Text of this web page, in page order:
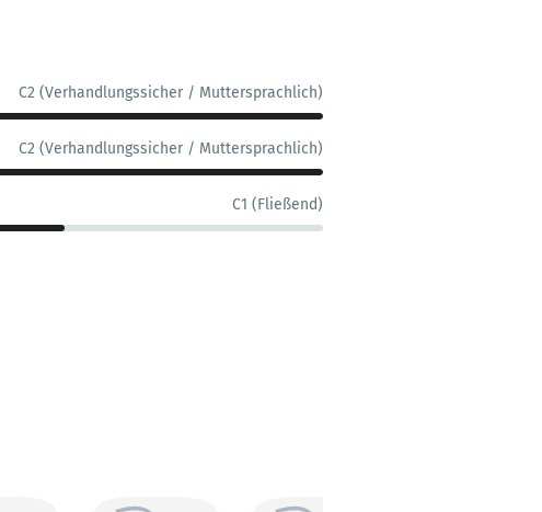
C2 (Verhandlungssicher / Muttersprachlich)
C2 (Verhandlungssicher / Muttersprachlich)
C1 (Fließend)